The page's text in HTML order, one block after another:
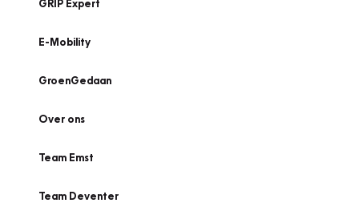
GRIP Expert
E-Mobility
GroenGedaan
Over ons
Team Emst
Team Deventer